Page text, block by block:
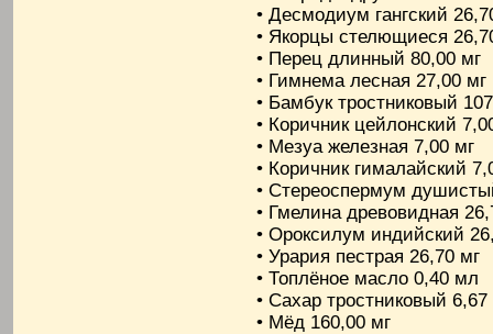
• Десмодиум гангский
• Якорцы стелющиеся
• Перец длинный 80,00 мг
• Гимнема лесная 27,00 мг
• Бамбук тростниковый
• Коричник цейлонский
• Мезуа железная 7,00 мг
• Коричник гималайский
• Стереоспермум
• Гмелина древовидная
• Ороксилум индийский
• Урария пестрая 26,70 мг
• Топлёное масло 0,40 мл
• Сахар тростниковый 6,67
• Мёд 160,00 мг